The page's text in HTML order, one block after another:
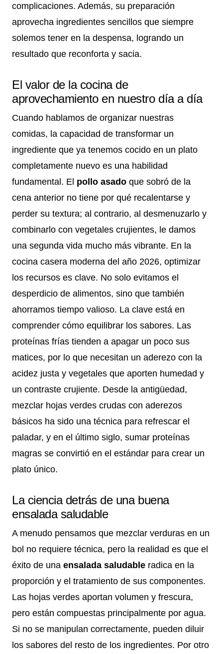
complicaciones. Además, su preparación
aprovecha ingredientes sencillos que siempre
solemos tener en la despensa, logrando un
resultado que reconforta y sacia.
El valor de la cocina de
aprovechamiento en nuestro día a día
Cuando hablamos de organizar nuestras
comidas, la capacidad de transformar un
ingrediente que ya tenemos cocido en un plato
completamente nuevo es una habilidad
fundamental. El pollo asado que sobró de la
cena anterior no tiene por qué recalentarse y
perder su textura; al contrario, al desmenuzarlo y
combinarlo con vegetales crujientes, le damos
una segunda vida mucho más vibrante. En la
cocina casera moderna del año 2026, optimizar
los recursos es clave. No solo evitamos el
desperdicio de alimentos, sino que también
ahorramos tiempo valioso. La clave está en
comprender cómo equilibrar los sabores. Las
proteínas frías tienden a apagar un poco sus
matices, por lo que necesitan un aderezo con la
acidez justa y vegetales que aporten humedad y
un contraste crujiente. Desde la antigüedad,
mezclar hojas verdes crudas con aderezos
básicos ha sido una técnica para refrescar el
paladar, y en el último siglo, sumar proteínas
magras se convirtió en el estándar para crear un
plato único.
La ciencia detrás de una buena
ensalada saludable
A menudo pensamos que mezclar verduras en un
bol no requiere técnica, pero la realidad es que el
éxito de una ensalada saludable radica en la
proporción y el tratamiento de sus componentes.
Las hojas verdes aportan volumen y frescura,
pero están compuestas principalmente por agua.
Si no se manipulan correctamente, pueden diluir
los sabores del resto de los ingredientes. Por otro